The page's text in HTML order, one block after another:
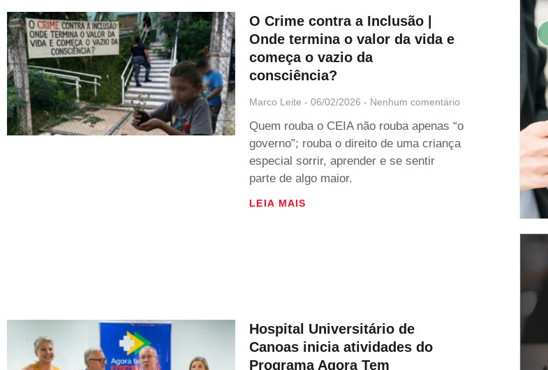
O Crime contra a Inclusão |
Onde termina o valor da vida e
começa o vazio da
consciência?
Marco Leite 06/02/2026 Nenhum comentário
Quem rouba o CEIA não rouba apenas “o
governo”; rouba o direito de uma criança
especial sorrir, aprender e se sentir
parte de algo maior.
LEIA MAIS
Hospital Universitário de
Canoas inicia atividades do
Programa Agora Tem